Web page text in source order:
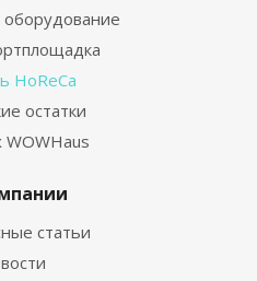
HoReCa
остатки
WOWHaus
статьи